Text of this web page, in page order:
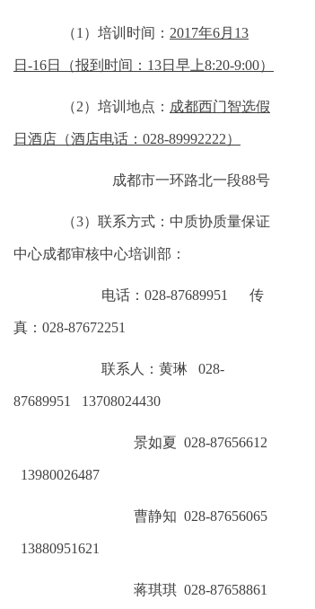
（1）培训时间： 201 7年6月 13
日 -16日（报到时间： 13日早上8:20-9:00）
（2）培训地点： 成都西门智选假
日 酒店（酒店电话： 028-89992222）
成都市一环路北一段88号
（3）联系方式：中质协质量保证
中心成都审核中心培训部：
电话： 028-87689951 传
真：028-87672251
联系人：黄琳 028-
87689951 13708024430
景如夏 028-87656612
13980026487
曹静知 028-87656065
13880951621
蒋琪琪 028-87658861